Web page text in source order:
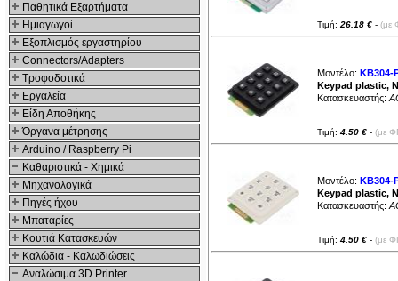
Παθητικά Εξαρτήματα
Hμιαγωγοί
Εξοπλισμός εργαστηρίου
Connectors/Adapters
Τροφοδοτικά
Εργαλεία
Είδη Αποθήκης
Όργανα μέτρησης
Arduino / Raspberry Pi
Καθαριστικά - Χημικά
Μηχανολογικά
Πηγές ήχου
Μπαταρίες
Κουτιά Κατασκευών
Καλώδια - Καλωδιώσεις
Αναλώσιμα 3D Printer
Τιμή: 26.18 € - (με
Μοντέλο: KB304-
Keypad plastic,
Κατασκευαστής:
Τιμή: 4.50 € - (με
Μοντέλο: KB304-
Keypad plastic,
Κατασκευαστής:
Τιμή: 4.50 € - (με